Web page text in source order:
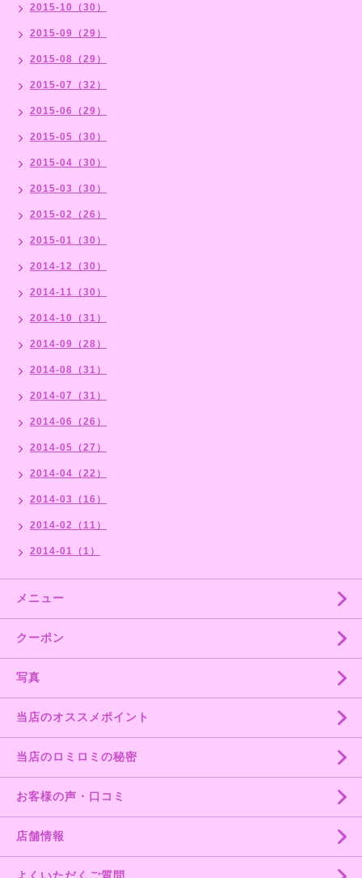
2015-10（30）
2015-09（29）
2015-08（29）
2015-07（32）
2015-06（29）
2015-05（30）
2015-04（30）
2015-03（30）
2015-02（26）
2015-01（30）
2014-12（30）
2014-11（30）
2014-10（31）
2014-09（28）
2014-08（31）
2014-07（31）
2014-06（26）
2014-05（27）
2014-04（22）
2014-03（16）
2014-02（11）
2014-01（1）
メニュー
クーポン
写真
当店のオススメポイント
当店のロミロミの秘密
お客様の声・口コミ
店舗情報
よくいただくご質問